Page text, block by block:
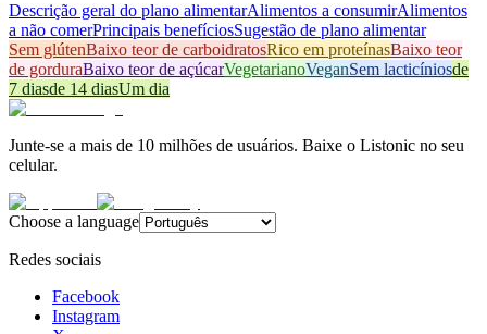
Descrição geral do plano alimentarAlimentos a consumirAlimentos
a não comerPrincipais benefíciosSugestão de plano alimentar
Sem glútenBaixo teor de carboidratosRico em proteínasBaixo teor
de gorduraBaixo teor de açúcarVegetarianoVeganSem lacticíniosde
7 diasde 14 diasUm dia
Junte-se a mais de 10 milhões de usuários. Baixe o Listonic no seu
celular.
Choose a language
Redes sociais
Facebook
Instagram